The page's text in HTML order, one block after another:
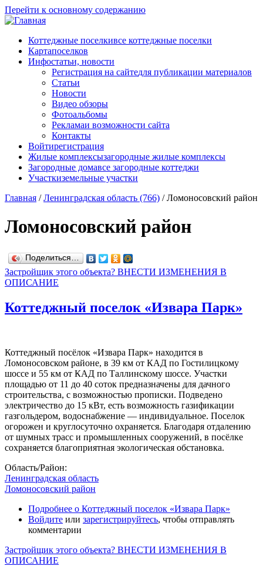
Перейти к основному содержанию
Коттеджные поселкивсе коттеджные поселки
Картапоселков
Инфостатьи, новости
Регистрация на сайтедля публикации материалов
Статьи
Новости
Видео обзоры
Фотоальбомы
Рекламаи возможности сайта
Контакты
Войтирегистрация
Жилые комплексызагородные жилые комплексы
Загородные домавсе загородные коттеджи
Участкиземельные участки
Главная / Ленинградская область (766) /Ломоносовский район
Ломоносовский район
Поделиться…
Застройщик этого объекта? ВНЕСТИ ИЗМЕНЕНИЯ В
ОПИСАНИЕ
Коттеджный поселок «Извара Парк»
Коттеджный посёлок «Извара Парк» находится в
Ломоносовском районе, в 39 км от КАД по Гостилицкому
шоссе и 55 км от КАД по Таллинскому шоссе. Участки
площадью от 11 до 40 соток предназначены для дачного
строительства, с возможностью прописки. Подведено
электричество до 15 кВт, есть возможность газификации
газгольдером, водоснабжение — индивидуальное. Поселок
огорожен и круглосуточно охраняется. Благодаря отдалению
от шумных трасс и промышленных сооружений, в посёлке
сохраняется благоприятная экологическая обстановка.
Область/Район:
Ленинградская область
Ломоносовский район
Подробнее о Коттеджный поселок «Извара Парк»
Войдите или зарегистрируйтесь, чтобы отправлять
комментарии
Застройщик этого объекта? ВНЕСТИ ИЗМЕНЕНИЯ В
ОПИСАНИЕ